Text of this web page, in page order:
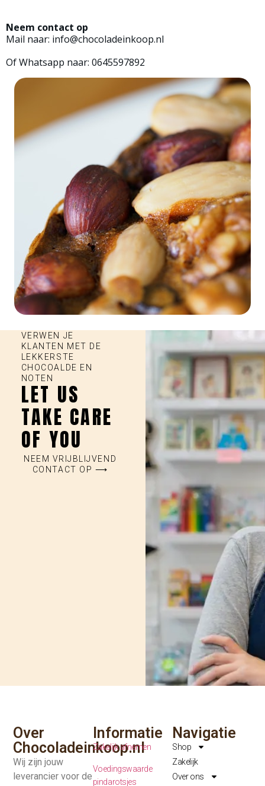
Neem contact op
Mail naar: info@chocoladeinkoop.nl
Of Whatsapp naar: 0645597892
VERWEN JE
KLANTEN MET DE
LEKKERSTE
CHOCOALDE EN
NOTEN
LET US
TAKE CARE
OF YOU
NEEM VRIJBLIJVEND
CONTACT OP ⟶
Over
Chocoladeinkoop.nl
Wij zijn jouw
leverancier voor de
Informatie
Zakelijk afnemen
Voedingswaarde
pindarotsjes
Navigatie
Shop
Zakelijk
Over ons